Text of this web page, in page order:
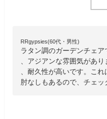
RRgypsies(60代・男性)
ラタン調のガーデンチェ
、アジアンな雰囲気があ
、耐久性が高いです。こ
肘なしもあるので、チェッ